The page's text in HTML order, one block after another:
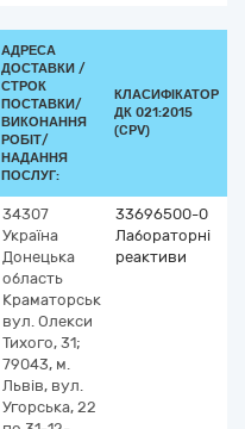
АДРЕСА
ДОСТАВКИ /
СТРОК
ПОСТАВКИ/
ВИКОНАННЯ
РОБІТ/
НАДАННЯ
ПОСЛУГ:
КЛАСИФІКАТОР
ДК 021:2015
(CPV)
34307
Україна
Донецька
область
Краматорськ
вул. Олекси
Тихого, 31;
79043, м.
Львів, вул.
Угорська, 22
33696500-0
Лабораторні
реактиви